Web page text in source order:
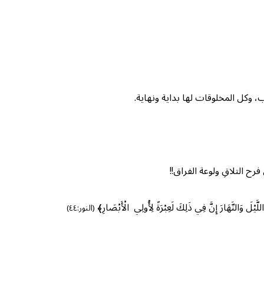
وكل المخلوقات لها بداية ونهاية.
التلاقِ ولوعة الفراق!!
وَالنَّهَارَ إِنَّ فِي ذَلِكَ لَعِبْرَةً لِأُولِي الْأَبْصَارِ﴾(النور:٤٤)